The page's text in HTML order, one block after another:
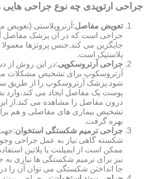
جراحی ارتوپدی چه نوع جراحی هایی
تعویض مفاصل:آرتروپلاستی
جراحی است که در آن پزشک مفاصل
جایگزین می کند.جنس پروتزها معمولا
پلاستیک است.
جراحی آرتروسکوپی:در این روش از
آرتروسکوپ برای تشخیص مشکلات
شود.پزشک آرتروسکوپ را از طریق
پوست یک مفاصل ایجاد می کند،وارد
درون مفاصل را مشاهده می کند.از
تشخیص بیماری های مفاصلی و هم
بهره گرفت.
جراحی ترمیم شکستگی استخوان
شکسته گاهی نیاز به عمل جراحی وجود
ممکن است از ایمپلنت یا پلاتین
نیز برای ترمیم شکستگی ها نیازی به
جا انداختن شکستگی می توان آن را